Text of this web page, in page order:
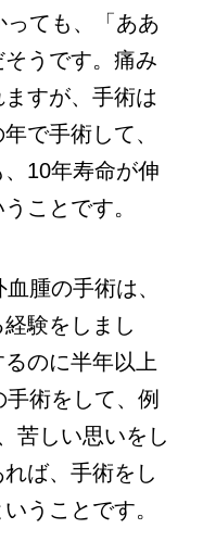
ても、「ああ
うです。痛み
すが、手術は
で手術して、
10年寿命が伸
ことです。
腫の手術は、
験をしまし
のに半年以上
術をして、例
苦しい思いをし
ば、手術をし
うことです。